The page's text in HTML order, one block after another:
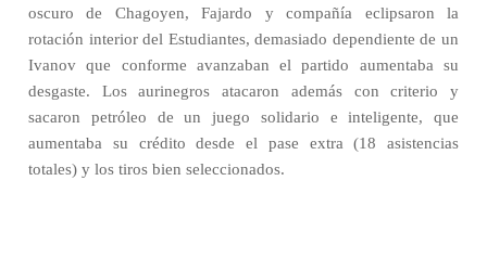
oscuro de Chagoyen, Fajardo y compañía eclipsaron la
rotación interior del Estudiantes, demasiado dependiente de un
Ivanov que conforme avanzaban el partido aumentaba su
desgaste. Los aurinegros atacaron además con criterio y
sacaron petróleo de un juego solidario e inteligente, que
aumentaba su crédito desde el pase extra (18 asistencias
totales) y los tiros bien seleccionados.